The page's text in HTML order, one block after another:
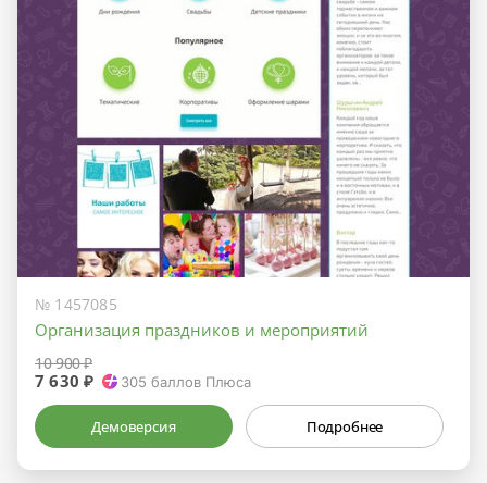
№ 1457085
Организация праздников и мероприятий
10 900 ₽
7 630 ₽ 305 баллов Плюса
Демоверсия Подробнее